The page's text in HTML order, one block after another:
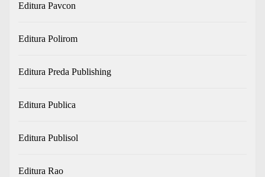
Editura Pavcon
Editura Polirom
Editura Preda Publishing
Editura Publica
Editura Publisol
Editura Rao